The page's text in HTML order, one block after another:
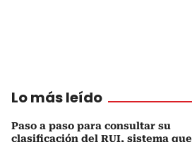
Lo más leído
Paso a paso para consultar su
clasificación del RUI, sistema que